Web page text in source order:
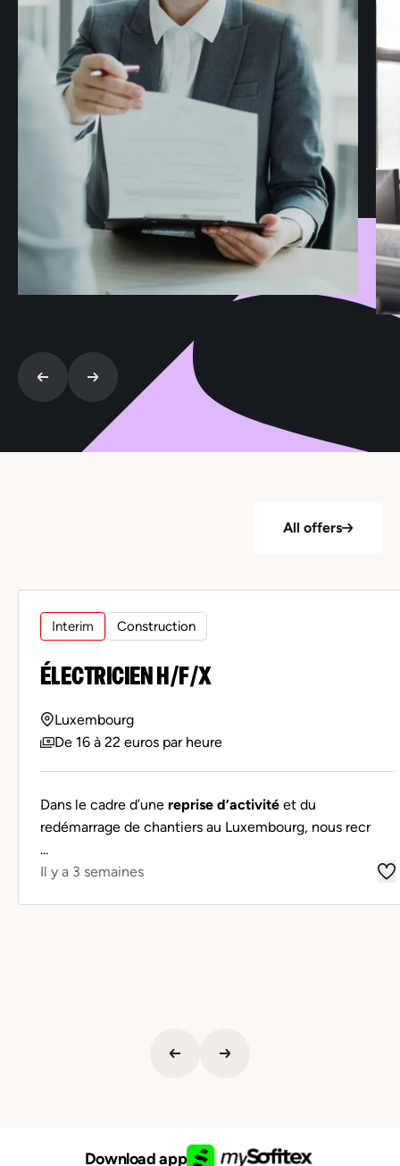
All offers
Interim Construction
ÉLECTRICIEN H/F/X
Luxembourg
De 16 à 22 euros par heure
Dans le cadre d’une reprise d’activité et du
redémarrage de chantiers au Luxembourg, nous recr
...
Il y a 3 semaines
Download app